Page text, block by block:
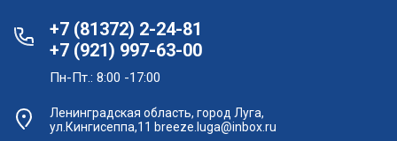
+7 (81372) 2-24-81
+7 (921) 997-63-00
Пн-Пт.: 8:00 -17:00
Ленинградская область, город Луга,
ул.Кингисеппа,11 breeze.luga@inbox.ru